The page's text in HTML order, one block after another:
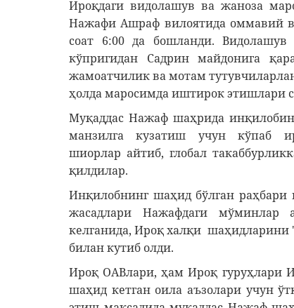
Ироқдаги видолашув ва жаноза
Нажафи Ашраф вилоятида оммавий
соат 6:00 да бошланди.
кўпригидан Садрин майдонига
жамоатчилик ва мотам
ҳолда маросимда иштирок этишлари
Муқаддас Нажаф шаҳрида
манзилга кузатиш учун кўпаб
шиорлар айтиб, глобал
қилдилар.
Инқилобнинг шаҳид бўлган
жасадлари Нажафдаги мўминлар
келганида, Ироқ халқи
билан кутиб олди.
Ироқ ОАВлари, ҳам Ироқ гуруҳлари
шаҳид кетган оила аъзолари учун